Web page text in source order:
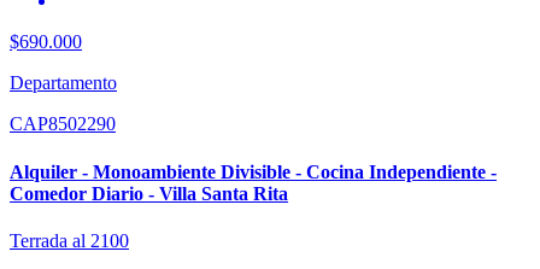
$690.000
Departamento
CAP8502290
Alquiler - Monoambiente Divisible - Cocina Independiente -
Comedor Diario - Villa Santa Rita
Terrada al 2100